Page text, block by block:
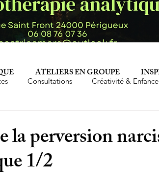
Consultations Créativité & Enfance
Perversion narcissique
la perversion
1/2
ATELIERS EN GROUPE